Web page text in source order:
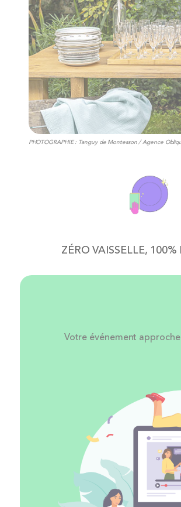
PHOTOGRAPHIE : Tanguy de Montesson / Agence
ZÉRO VAISSELLE,
Votre événement